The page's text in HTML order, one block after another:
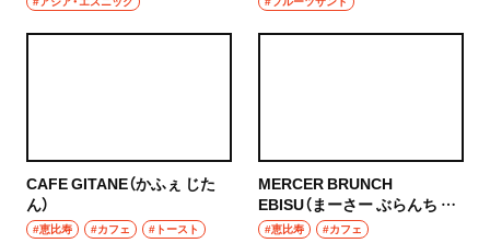
CAFE GITANE（かふぇ じた
ん）
#恵比寿 #カフェ
#トースト
MERCER BRUNCH
EBISU（まーさー ぶらんち え
びす）
#恵比寿 #カフェ